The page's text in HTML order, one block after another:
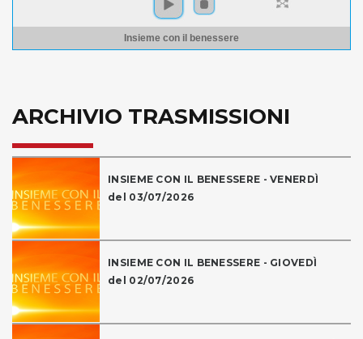
Insieme con il benessere
ARCHIVIO TRASMISSIONI
INSIEME CON IL BENESSERE - VENERDÌ
del 03/07/2026
INSIEME CON IL BENESSERE - GIOVEDÌ
del 02/07/2026